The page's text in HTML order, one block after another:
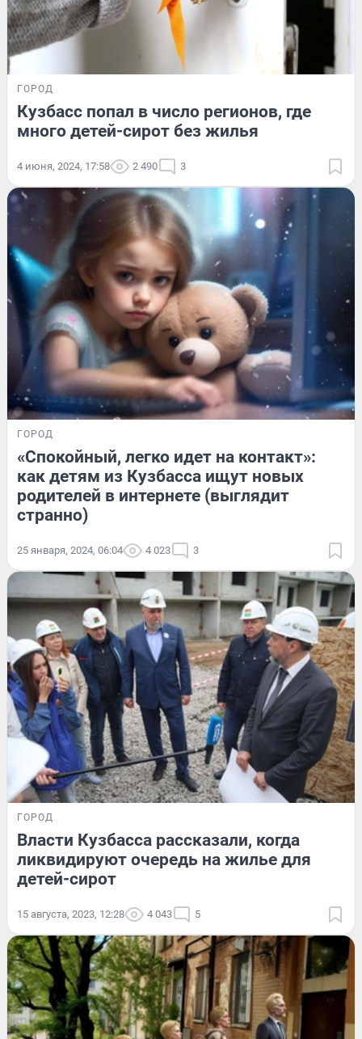
ГОРОД
Кузбасс попал в число регионов, где
много детей-сирот без жилья
4 июня, 2024, 17:58 2 490 3
ГОРОД
«Спокойный, легко идет на контакт»:
как детям из Кузбасса ищут новых
родителей в интернете (выглядит
странно)
25 января, 2024, 06:04 4 023 3
ГОРОД
Власти Кузбасса рассказали, когда
ликвидируют очередь на жилье для
детей-сирот
15 августа, 2023, 12:28 4 043 5